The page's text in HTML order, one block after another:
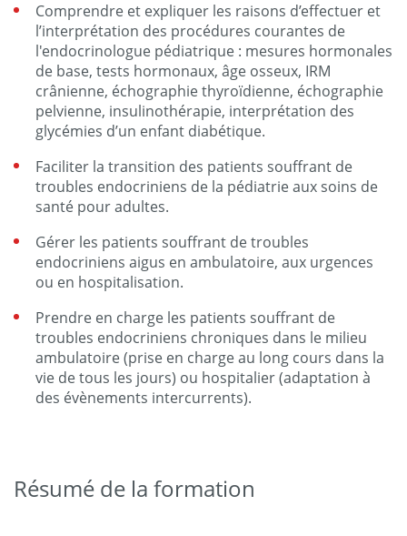
Comprendre et expliquer les raisons d’effectuer et
l’interprétation des procédures courantes de
l'endocrinologue pédiatrique : mesures hormonales
de base, tests hormonaux, âge osseux, IRM
crânienne, échographie thyroïdienne, échographie
pelvienne, insulinothérapie, interprétation des
glycémies d’un enfant diabétique.
Faciliter la transition des patients souffrant de
troubles endocriniens de la pédiatrie aux soins de
santé pour adultes.
Gérer les patients souffrant de troubles
endocriniens aigus en ambulatoire, aux urgences
ou en hospitalisation.
Prendre en charge les patients souffrant de
troubles endocriniens chroniques dans le milieu
ambulatoire (prise en charge au long cours dans la
vie de tous les jours) ou hospitalier (adaptation à
des évènements intercurrents).
Résumé de la formation